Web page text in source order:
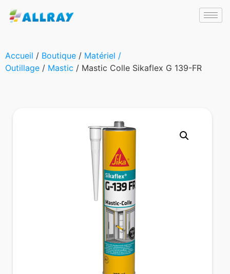
Accueil / Boutique / Matériel /
Outillage / Mastic / Mastic Colle Sikaflex G 139-FR